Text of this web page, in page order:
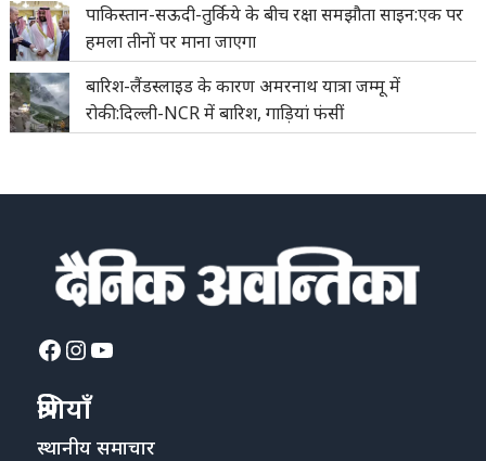
पाकिस्तान-सऊदी-तुर्किये के बीच रक्षा समझौता साइन:एक पर
हमला तीनों पर माना जाएगा
बारिश-लैंडस्लाइड के कारण अमरनाथ यात्रा जम्मू में
रोकी:दिल्ली-NCR में बारिश, गाड़ियां फंसीं
Facebook
Instagram
YouTube
श्रेणियाँ
स्थानीय समाचार